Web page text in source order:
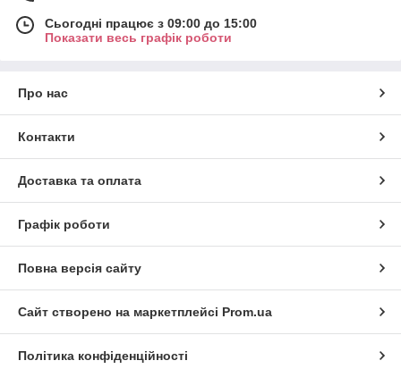
Сьогодні працює з 09:00 до 15:00
Показати весь графік роботи
Про нас
Контакти
Доставка та оплата
Графік роботи
Повна версія сайту
Сайт створено на маркетплейсі Prom.ua
Політика конфіденційності